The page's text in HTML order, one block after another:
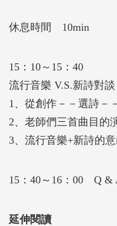
休息時間 10min
15：10～15：40
流行音樂 V.S.新詩對談
1、從創作－－選詩－
2、老師們三首曲目的
3、流行音樂+新詩的
15：40～16：00 Q &
延伸閱讀